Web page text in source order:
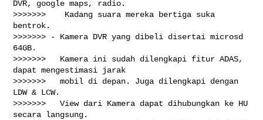
DVR, google maps, radio.
>>>>>>>    Kadang suara mereka bertiga suka
bentrok.
>>>>>>> - Kamera DVR yang dibeli disertai microsd
64GB.
>>>>>>>   Kamera ini sudah dilengkapi fitur ADAS,
dapat mengestimasi jarak
>>>>>>>   mobil di depan. Juga dilengkapi dengan
LDW & LCW.
>>>>>>>   View dari Kamera dapat dihubungkan ke HU
secara langsung.